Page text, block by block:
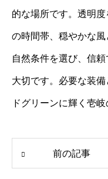
的な場所です。透明
の時間帯、穏やかな
自然条件を選び、信
大切です。必要な装
ドグリーンに輝く壱
前の記事